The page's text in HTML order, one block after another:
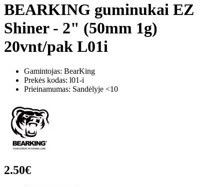
BEARKING guminukai EZ
Shiner - 2" (50mm 1g)
20vnt/pak L01i
Gamintojas: BearKing
Prekės kodas: l01-i
Prieinamumas: Sandėlyje <10
2.50€